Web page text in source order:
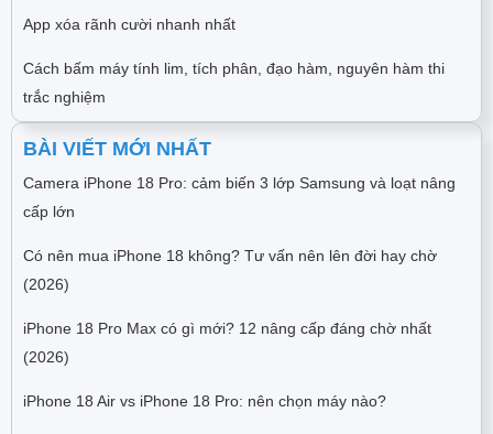
App xóa rãnh cười nhanh nhất
Cách bấm máy tính lim, tích phân, đạo hàm, nguyên hàm thi
trắc nghiệm
BÀI VIẾT MỚI NHẤT
Camera iPhone 18 Pro: cảm biến 3 lớp Samsung và loạt nâng
cấp lớn
Có nên mua iPhone 18 không? Tư vấn nên lên đời hay chờ
(2026)
iPhone 18 Pro Max có gì mới? 12 nâng cấp đáng chờ nhất
(2026)
iPhone 18 Air vs iPhone 18 Pro: nên chọn máy nào?